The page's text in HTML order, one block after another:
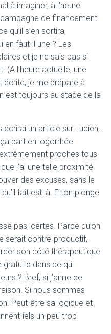
à imaginer, à l’heure
de financement
qu’il s’en sortira,
en faut-il une ? Les
et je ne sais pas si
(A l’heure actuelle, une
écrite, je me prépare à
est toujours au stade de la
un article sur Lucien,
part en logorrhée
proches tous
j’ai une telle proximité
des excuses, sans le
fait est là. Et on plonge
pas, certes. Parce qu’on
serait contre-productif,
son côté thérapeutique.
gratuite dans ce qui
? Bref, si j’aime ce
Si nous sommes
Peut-être sa logique et
iels un peu trop